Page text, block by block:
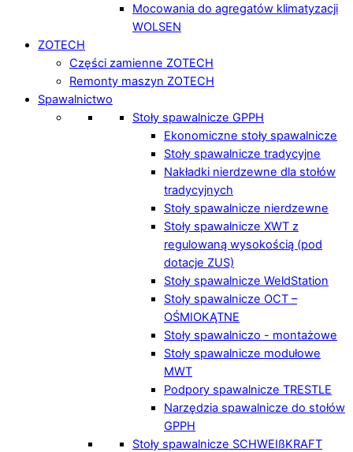
Mocowania do agregatów klimatyzacji
WOLSEN
ZOTECH
Części zamienne ZOTECH
Remonty maszyn ZOTECH
Spawalnictwo
Stoły spawalnicze GPPH
Ekonomiczne stoły spawalnicze
Stoły spawalnicze tradycyjne
Nakładki nierdzewne dla stołów
tradycyjnych
Stoły spawalnicze nierdzewne
Stoły spawalnicze XWT z
regulowaną wysokością (pod
dotacje ZUS)
Stoły spawalnicze WeldStation
Stoły spawalnicze OCT –
OŚMIOKĄTNE
Stoły spawalniczo - montażowe
Stoły spawalnicze modułowe
MWT
Podpory spawalnicze TRESTLE
Narzędzia spawalnicze do stołów
GPPH
Stoły spawalnicze SCHWEIßKRAFT